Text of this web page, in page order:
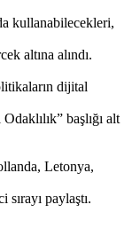
kullanabilecekleri,
altına alındı.
dijital
başlığı alt
Letonya,
paylaştı.